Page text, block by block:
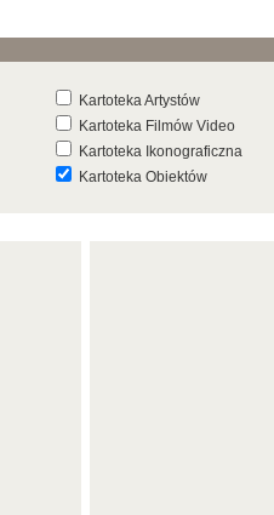
Kartoteka Artystów
Kartoteka Filmów Video
Kartoteka Ikonograficzna
Kartoteka Obiektów